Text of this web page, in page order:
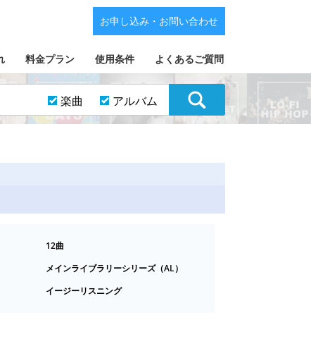
料金プラン 使用条件 よくあるご質問
お申し込み・お問い合わせ
楽曲 アルバム
12曲
メインライブラリーシリーズ（AL）
イージーリスニング